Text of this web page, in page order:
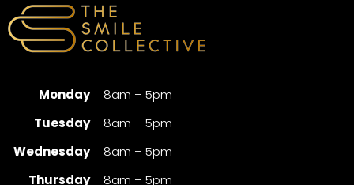
Monday
8am – 5pm
Tuesday
8am – 5pm
Wednesday
8am – 5pm
Thursday
8am – 5pm